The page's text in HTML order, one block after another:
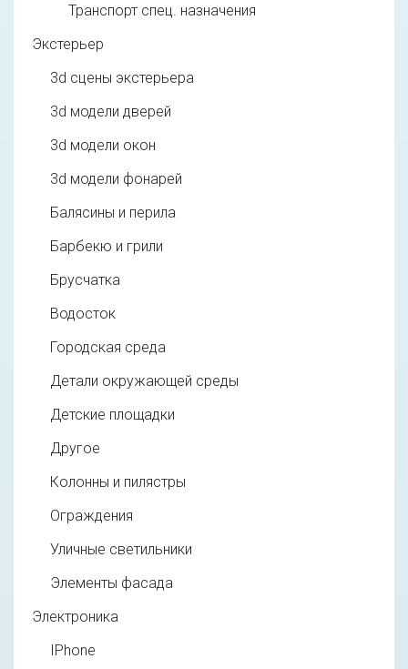
Транспорт спец. назначения
Экстерьер
3d cцены экстерьера
3d модели дверей
3d модели окон
3d модели фонарей
Балясины и перила
Барбекю и грили
Брусчатка
Водосток
Городская среда
Детали окружающей среды
Детские площадки
Другое
Колонны и пилястры
Ограждения
Уличные светильники
Элементы фасада
Электроника
IPhone